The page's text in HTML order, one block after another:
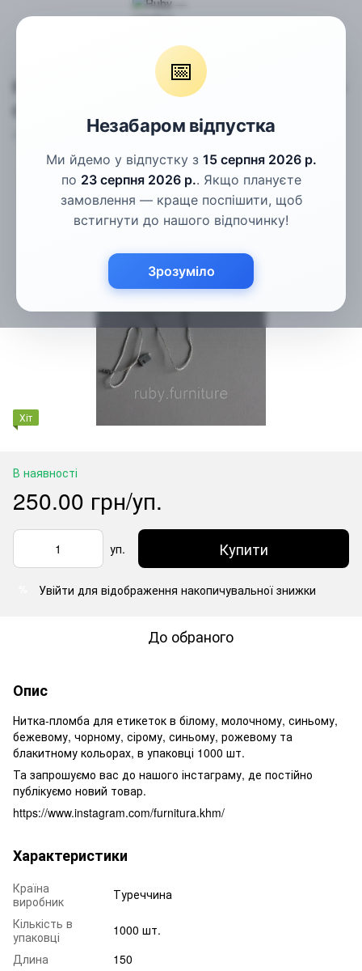
📅
Незабаром відпустка
Ми йдемо у відпустку з 15 серпня 2026 р.
по 23 серпня 2026 р.. Якщо плануєте
замовлення — краще поспішити, щоб
встигнути до нашого відпочинку!
Зрозуміло
Нитки-пломби для етикеток світло-сіра
Нитки-пломби для етикеток світло-
сіра
1656236006 Написати відгук
Хіт
В наявності
250.00 грн/уп.
уп. Купити
Увійти для відображення накопичувальної знижки
До обраного
Опис
Нитка-пломба для етикеток в білому, молочному, синьому,
бежевому, чорному, сірому, синьому, рожевому та
блакитному кольорах, в упаковці 1000 шт.
Та запрошуємо вас до нашого інстаграму, де постійно
публікуємо новий товар.
https://www.instagram.com/furnitura.khm/
Характеристики
Країна
виробник
Туреччина
Кількість в
упаковці
1000 шт.
Длина
150